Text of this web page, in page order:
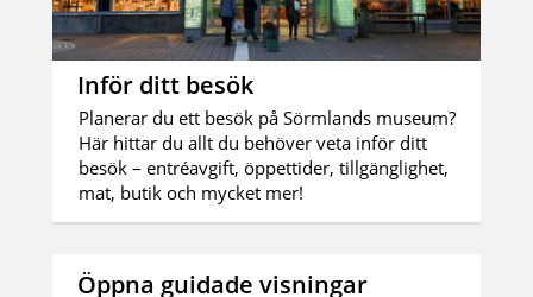
Inför ditt besök
Planerar du ett besök på Sörmlands museum?
Här hittar du allt du behöver veta inför ditt
besök – entréavgift, öppettider, tillgänglighet,
mat, butik och mycket mer!
Öppna guidade visningar